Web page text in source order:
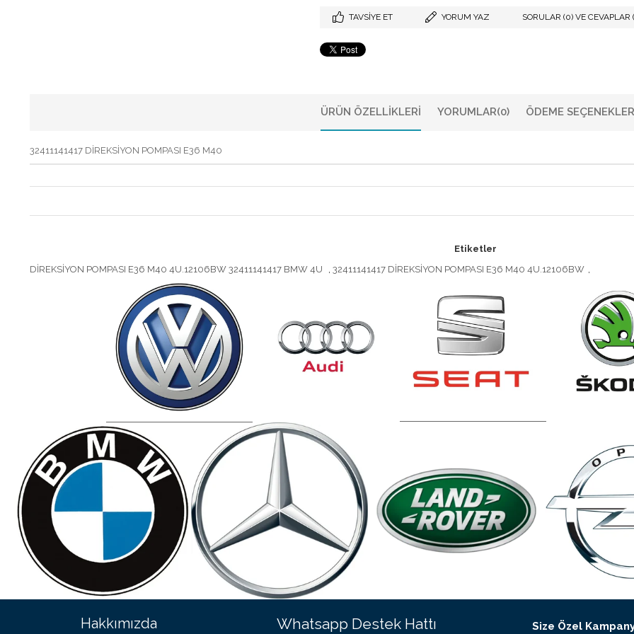
TAVSIYE ET YORUM YAZ SORULAR (0) VE CEVAPLAR
ÜRÜN ÖZELLIKLERI YORUMLAR(0) ÖDEME
32411141417 DİREKSİYON POMPASI E36 M40
Etiketler
DİREKSİYON POMPASI E36 M40 4U.12106BW 32411141417 BMW 4U
, 32411141417 DİREKSİYON POMPASI E36 M40 4U.12106BW ,
Hakkımızda Whatsapp Destek Hattı Size Özel